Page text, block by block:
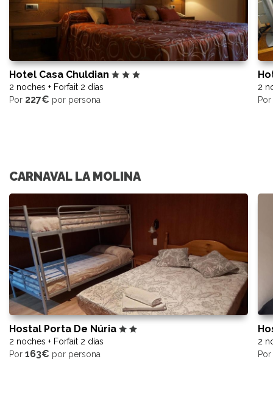
Hotel Casa Chuldian
2 noches + Forfait 2 días
Por 227€ por persona
2
Por
CARNAVAL LA MOLINA
Hostal Porta De Núria
2 noches + Forfait 2 días
Por 163€ por persona
2
Por